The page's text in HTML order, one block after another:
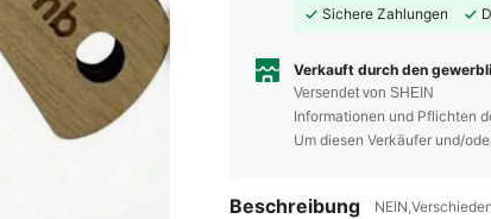
Sichere Zahlungen
Verkauft durch den
Versendet von SHEIN
Informationen und Pflichten
Beschreibung